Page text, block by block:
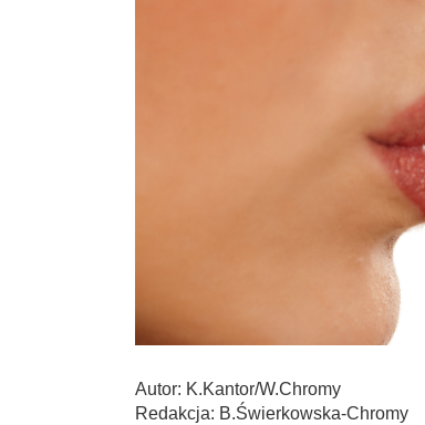
Autor: K.Kantor/W.Chromy
Redakcja: B.Świerkowska-Chromy